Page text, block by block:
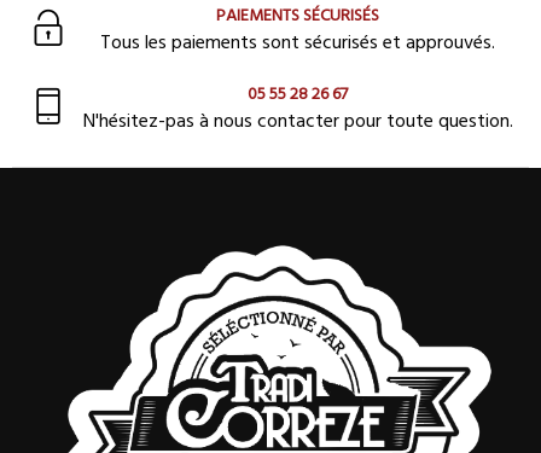
PAIEMENTS SÉCURISÉS
Tous les paiements sont sécurisés et approuvés.
05 55 28 26 67
N'hésitez-pas à nous contacter pour toute question.